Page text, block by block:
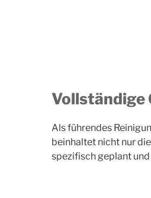
Vollständige
Als führendes
beinhaltet nicht nur
spezifisch geplant